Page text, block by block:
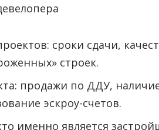
сроки сдачи,
строек.
продажи по ДДУ,
эскроу-счетов.
именно является